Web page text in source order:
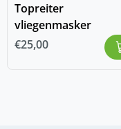
Topreiter
vliegenmasker
€25,00